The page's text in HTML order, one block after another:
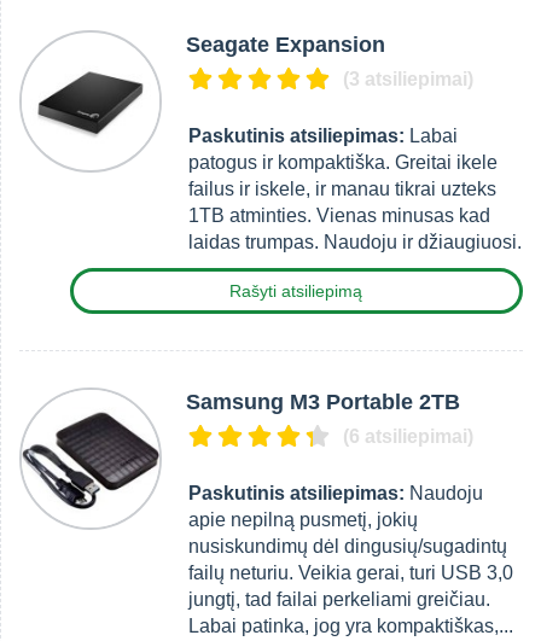
Seagate Expansion
(3 atsiliepimai)
Paskutinis atsiliepimas: Labai
patogus ir kompaktiška. Greitai ikele
failus ir iskele, ir manau tikrai uzteks
1TB atminties. Vienas minusas kad
laidas trumpas. Naudoju ir džiaugiuosi.
Rašyti atsiliepimą
Samsung M3 Portable 2TB
(6 atsiliepimai)
Paskutinis atsiliepimas: Naudoju
apie nepilną pusmetį, jokių
nusiskundimų dėl dingusių/sugadintų
failų neturiu. Veikia gerai, turi USB 3,0
jungtį, tad failai perkeliami greičiau.
Labai patinka, jog yra kompaktiškas,...